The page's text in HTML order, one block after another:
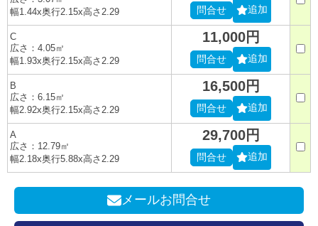
幅1.44x奥行2.15x高さ2.29
問合せ 追加
C
広さ：4.05㎡
幅1.93x奥行2.15x高さ2.29
11,000円
問合せ 追加
B
広さ：6.15㎡
幅2.92x奥行2.15x高さ2.29
16,500円
問合せ 追加
A
広さ：12.79㎡
幅2.18x奥行5.88x高さ2.29
29,700円
問合せ 追加
メールお問合せ